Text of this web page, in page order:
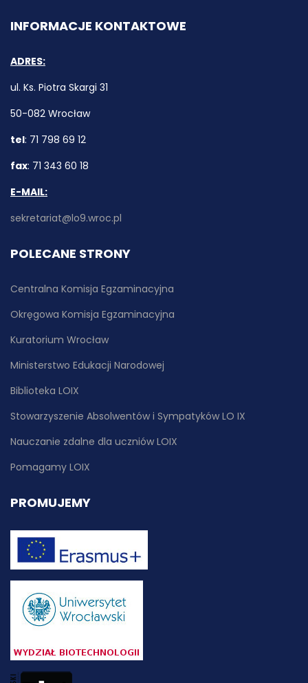
INFORMACJE KONTAKTOWE
ADRES:
ul. Ks. Piotra Skargi 31
50-082 Wrocław
tel: 71 798 69 12
fax: 71 343 60 18
E-MAIL:
sekretariat@lo9.wroc.pl
POLECANE STRONY
Centralna Komisja Egzaminacyjna
Okręgowa Komisja Egzaminacyjna
Kuratorium Wrocław
Ministerstwo Edukacji Narodowej
Biblioteka LOIX
Stowarzyszenie Absolwentów i Sympatyków LO IX
Nauczanie zdalne dla uczniów LOIX
Pomagamy LOIX
PROMUJEMY